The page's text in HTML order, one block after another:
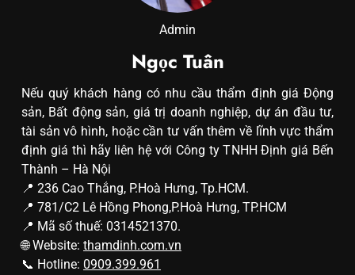
Admin
Ngọc Tuân
Nếu quý khách hàng có nhu cầu thẩm định giá Động
sản, Bất động sản, giá trị doanh nghiệp, dự án đầu tư,
tài sản vô hình, hoặc cần tư vấn thêm về lĩnh vực thẩm
định giá thì hãy liên hệ với Công ty TNHH Định giá Bến
Thành – Hà Nội
📍 236 Cao Thắng, P.Hoà Hưng, Tp.HCM.
📍 781/C2 Lê Hồng Phong,P.Hoà Hưng, TP.HCM
📍 Mã số thuế: 0314521370.
🌐 Website: thamdinh.com.vn
📞 Hotline: 0909.399.961